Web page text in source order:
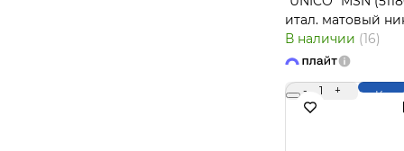
итал. матовый
В наличии (16)
- 1 +